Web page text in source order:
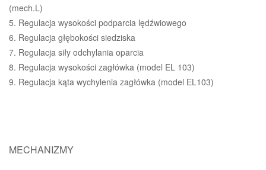
(mech.L)
5. Regulacja wysokości podparcia lędźwiowego
6. Regulacja głębokości siedziska
7. Regulacja siły odchylania oparcia
8. Regulacja wysokości zagłówka (model EL 103)
9. Regulacja kąta wychylenia zagłówka (model EL103)
MECHANIZMY